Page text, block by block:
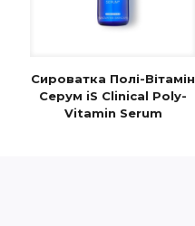
Сироватка Полі-Вітамін
Серум iS Clinical Poly-
Vitamin Serum